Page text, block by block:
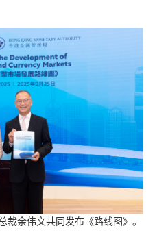
裁余伟文共同发布《路线图》。